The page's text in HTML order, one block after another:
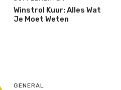
Winstrol Kuur: Alles Wat
Je Moet Weten
GENERAL